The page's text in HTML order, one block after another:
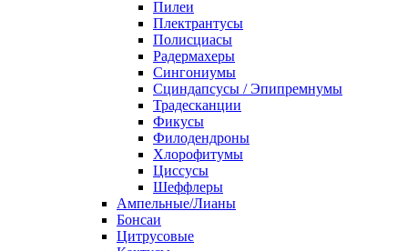
Пилеи
Плектрантусы
Полисциасы
Радермахеры
Сингониумы
Сциндапсусы / Эпипремнумы
Традесканции
Фикусы
Филодендроны
Хлорофитумы
Циссусы
Шеффлеры
Ампельные/Лианы
Бонсаи
Цитрусовые